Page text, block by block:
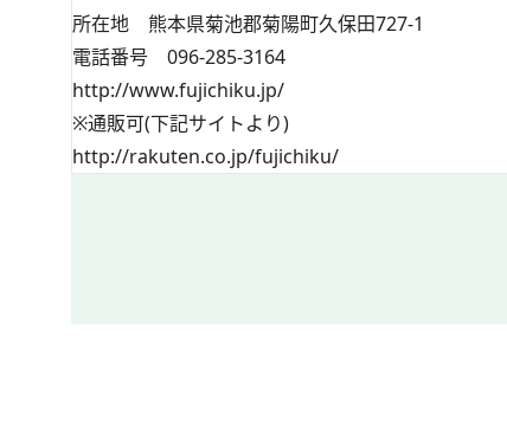
所在地 熊本県菊池郡菊陽町久保田727-1
電話番号 096-285-3164
http://www.fujichiku.jp/
※通販可(下記サイトより)
http://rakuten.co.jp/fujichiku/